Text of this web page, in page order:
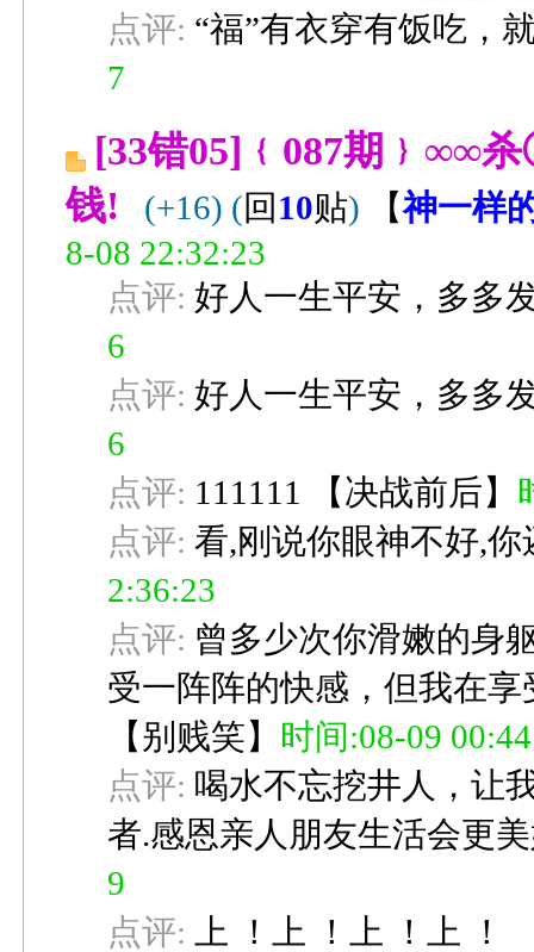
点评: “福”有衣穿有饭吃，
7
[33错05]﹛087期﹜∞∞
钱!
(+16) (回 10贴) 【神一样
8-08 22:32:23
点评: 好人一生平安，多多
6
点评: 好人一生平安，多多
6
点评: 111111 【决战前后】
点评: 看,刚说你眼神不好,
2:36:23
点评: 曾多少次你滑嫩的身
受一阵阵的快感，但我在
【别贱笑】 时间:08-09
点评: 喝水不忘挖井人，让
者.感恩亲人朋友生活会更
9
点评:
上 ！上 ！上 ！上 ！